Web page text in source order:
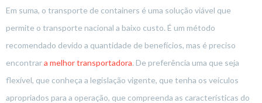
Em suma, o transporte de containers é uma solução viável que
permite o transporte nacional a baixo custo. É um método
recomendado devido a quantidade de benefícios, mas é preciso
encontrara melhor transportadora. De preferência uma que seja
flexível, que conheça a legislação vigente, que tenha os veículos
apropriados para a operação, que compreenda as características do